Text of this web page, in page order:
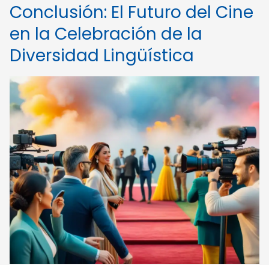
Conclusión: El Futuro del Cine
en la Celebración de la
Diversidad Lingüística